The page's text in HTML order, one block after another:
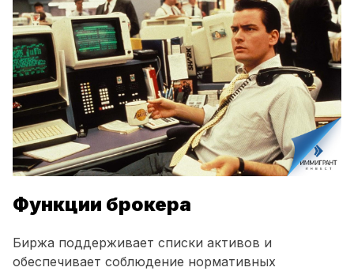
Функции брокера
Биржа поддерживает списки активов и
обеспечивает соблюдение нормативных